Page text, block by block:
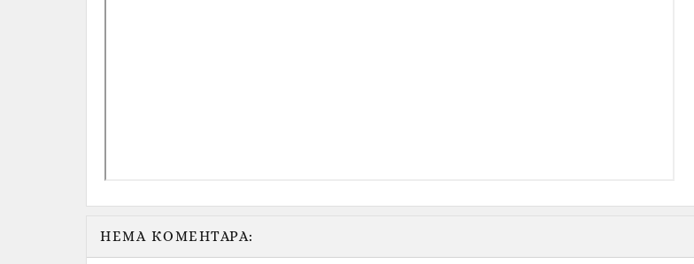
НЕМА КОМЕНТАРА: